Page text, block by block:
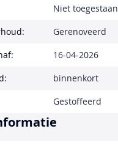
Niet toegestaan
Gerenoveerd
16-04-2026
binnenkort
Gestoffeerd